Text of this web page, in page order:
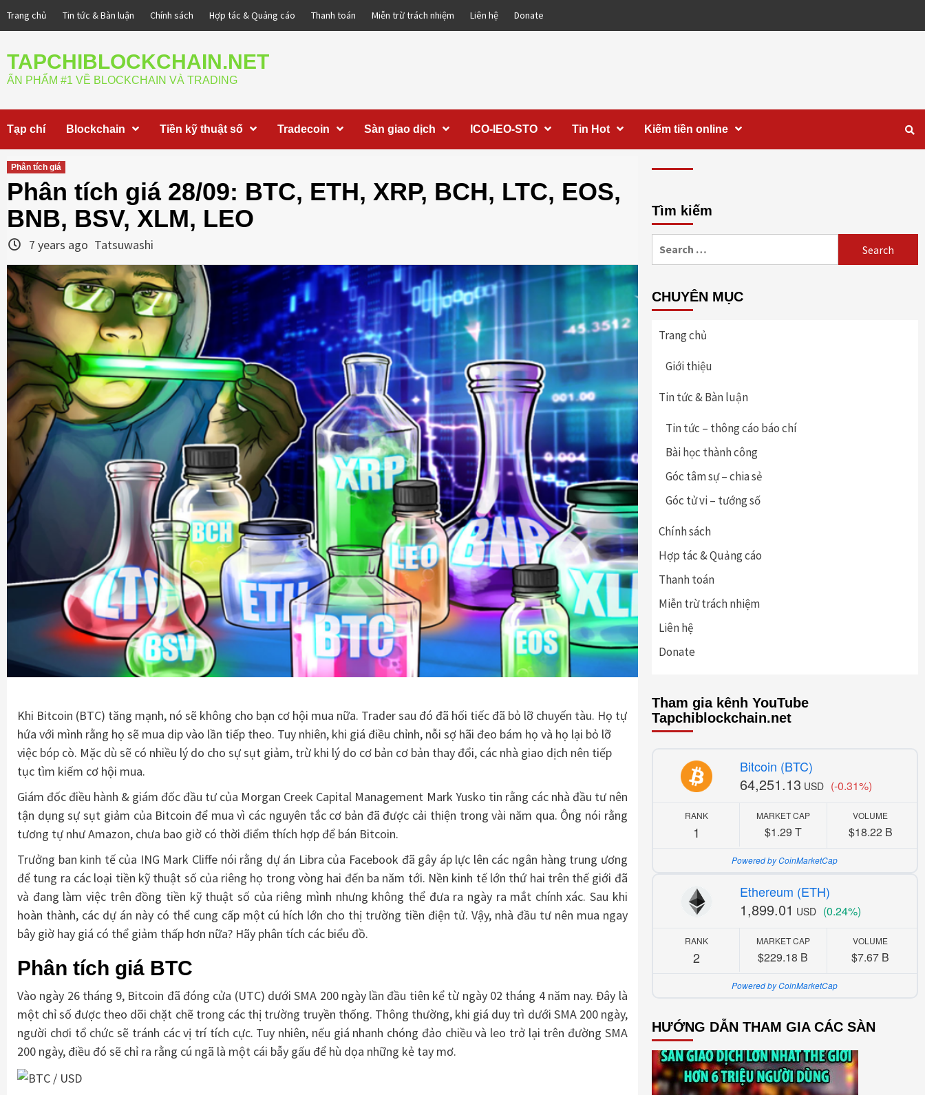
Trang chủ Tin tức & Bàn luận Chính sách Hợp tác & Quảng cáo Thanh toán Miễn trừ trách nhiệm Liên hệ Donate
TAPCHIBLOCKCHAIN.NET
ẤN PHẨM #1 VỀ BLOCKCHAIN VÀ TRADING
Tạp chí Blockchain Tiền kỹ thuật số Tradecoin Sàn giao dịch ICO-IEO-STO Tin Hot Kiếm tiền online
Phân tích giá
Phân tích giá 28/09: BTC, ETH, XRP, BCH, LTC, EOS,
BNB, BSV, XLM, LEO
7 years ago Tatsuwashi
Khi Bitcoin (BTC) tăng mạnh, nó sẽ không cho bạn cơ hội mua nữa. Trader sau đó đã hối tiếc đã bỏ lỡ chuyến tàu. Họ tự
hứa với mình rằng họ sẽ mua dip vào lần tiếp theo. Tuy nhiên, khi giá điều chỉnh, nỗi sợ hãi đeo bám họ và họ lại bỏ lỡ
việc bóp cò. Mặc dù sẽ có nhiều lý do cho sự sụt giảm, trừ khi lý do cơ bản cơ bản thay đổi, các nhà giao dịch nên tiếp
tục tìm kiếm cơ hội mua.
Giám đốc điều hành & giám đốc đầu tư của Morgan Creek Capital Management Mark Yusko tin rằng các nhà đầu tư nên
tận dụng sự sụt giảm của Bitcoin để mua vì các nguyên tắc cơ bản đã được cải thiện trong vài năm qua. Ông nói rằng
tương tự như Amazon, chưa bao giờ có thời điểm thích hợp để bán Bitcoin.
Trưởng ban kinh tế của ING Mark Cliffe nói rằng dự án Libra của Facebook đã gây áp lực lên các ngân hàng trung ương
để tung ra các loại tiền kỹ thuật số của riêng họ trong vòng hai đến ba năm tới. Nền kinh tế lớn thứ hai trên thế giới đã
và đang làm việc trên đồng tiền kỹ thuật số của riêng mình nhưng không thể đưa ra ngày ra mắt chính xác. Sau khi
hoàn thành, các dự án này có thể cung cấp một cú hích lớn cho thị trường tiền điện tử. Vậy, nhà đầu tư nên mua ngay
bây giờ hay giá có thể giảm thấp hơn nữa? Hãy phân tích các biểu đồ.
Phân tích giá BTC
Vào ngày 26 tháng 9, Bitcoin đã đóng cửa (UTC) dưới SMA 200 ngày lần đầu tiên kể từ ngày 02 tháng 4 năm nay. Đây là
một chỉ số được theo dõi chặt chẽ trong các thị trường truyền thống. Thông thường, khi giá duy trì dưới SMA 200 ngày,
người chơi tổ chức sẽ tránh các vị trí tích cực. Tuy nhiên, nếu giá nhanh chóng đảo chiều và leo trở lại trên đường SMA
200 ngày, điều đó sẽ chỉ ra rằng cú ngã là một cái bẫy gấu để hù dọa những kẻ tay mơ.
Tìm kiếm
CHUYÊN MỤC
Trang chủ
Giới thiệu
Tin tức & Bàn luận
Tin tức – thông cáo báo chí
Bài học thành công
Góc tâm sự – chia sẻ
Góc tử vi – tướng số
Chính sách
Hợp tác & Quảng cáo
Thanh toán
Miễn trừ trách nhiệm
Liên hệ
Donate
Tham gia kênh YouTube
Tapchiblockchain.net
Bitcoin (BTC)
64,251.13 USD (-0.31%)
RANK
1
MARKET CAP
$1.29 T
VOLUME
$18.22 B
Powered by CoinMarketCap
Ethereum (ETH)
1,899.01 USD (0.24%)
RANK
2
MARKET CAP
$229.18 B
VOLUME
$7.67 B
Powered by CoinMarketCap
HƯỚNG DẪN THAM GIA CÁC SÀN